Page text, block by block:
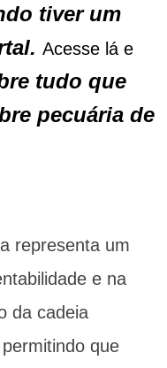
tiver um
Acesse lá e
tudo que
pecuária de
representa um
e na
da cadeia
que